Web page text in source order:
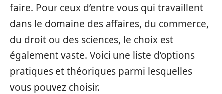
faire. Pour ceux d’entre vous qui travaillent
dans le domaine des affaires, du commerce,
du droit ou des sciences, le choix est
également vaste. Voici une liste d’options
pratiques et théoriques parmi lesquelles
vous pouvez choisir.